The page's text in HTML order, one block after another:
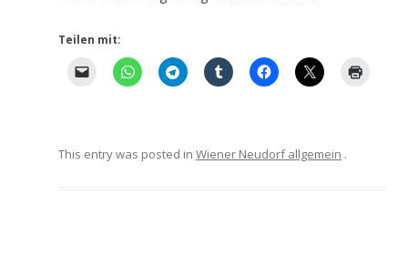
Teilen mit:
This entry was posted in Wiener Neudorf allgemein .